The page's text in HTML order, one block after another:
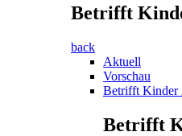
Betrifft
back
Aktuell
Vorschau
Betrifft Kinder
Betrifft